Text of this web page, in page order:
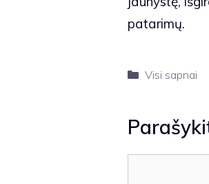
patarimų.
Kategorijos
Visi sapnai